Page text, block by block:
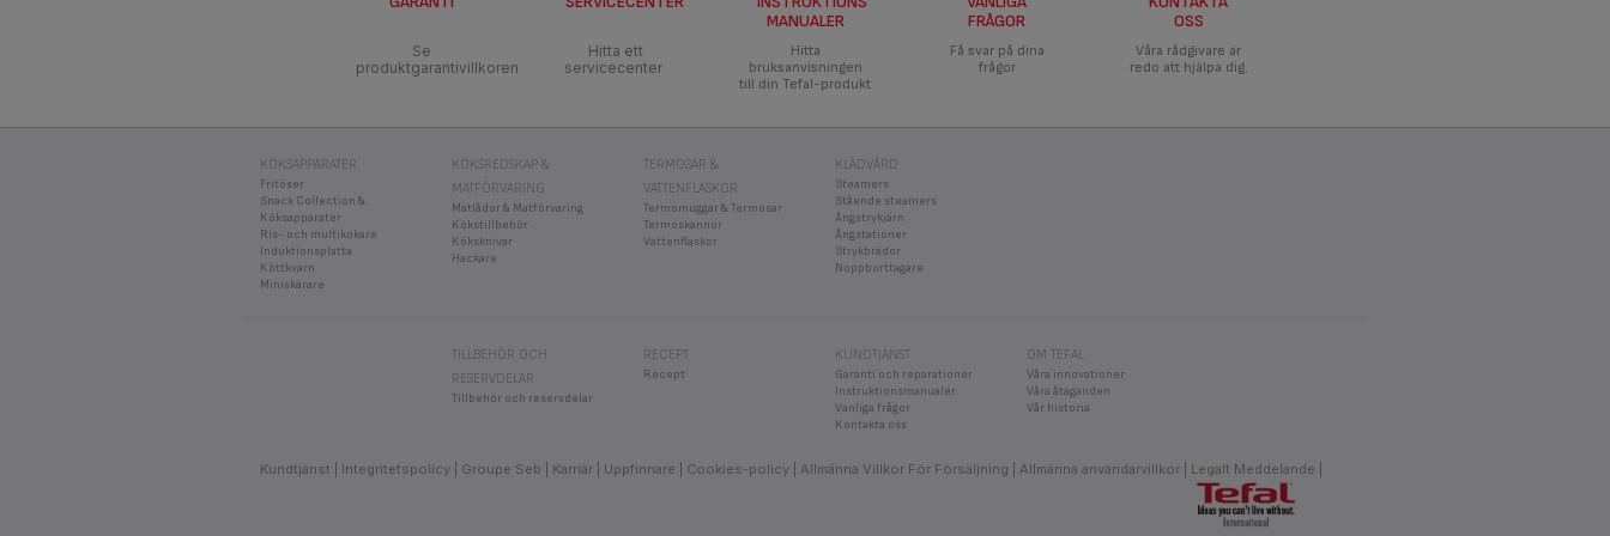
Se
produktgarantivillkoren
Hitta ett
servicecenter
MANUALER
Hitta
bruksanvisningen
till din Tefal-produkt
FRÅGOR
Få svar på dina
frågor
OSS
Våra rådgivare är
redo att hjälpa dig.
KÖKSAPPARATER
Fritöser
Snack Collection &
Köksapparater
Ris- och multikokare
Induktionsplatta
Köttkvarn
Miniskärare
KÖKSREDSKAP &
MATFÖRVARING
Matlådor & Matförvaring
Kökstillbehör
Köksknivar
Hackare
TERMOSAR &
VATTENFLASKOR
Termomuggar & Termosar
Termoskannor
Vattenflaskor
KLÄDVÅRD
Steamers
Stående steamers
Ångstrykjärn
Ångstationer
Strykbrädor
Noppborttagare
TILLBEHÖR OCH
RESERVDELAR
Tillbehör och reservdelar
RECEPT
Recept
KUNDTJÄNST
Garanti och reparationer
Instruktionsmanualer
Vanliga frågor
Kontakta oss
OM TEFAL
Våra innovationer
Våra åtaganden
Vår historia
Kundtjänst Integritetspolicy Groupe Seb Karriär Uppfinnare Cookies-policy Allmänna Villkor För Försäljning Allmänna användarvillkor Legalt Meddelande